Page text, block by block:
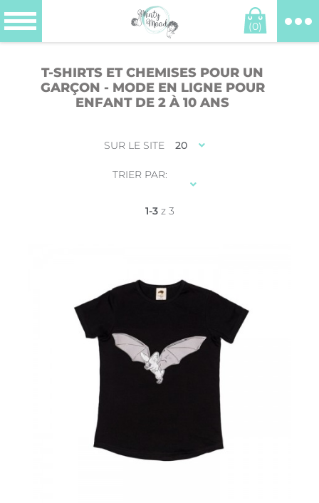
(0)
T-SHIRTS ET CHEMISES POUR UN
GARÇON - MODE EN LIGNE POUR
ENFANT DE 2 À 10 ANS
SUR LE SITE 20
TRIER PAR:
1-3z 3